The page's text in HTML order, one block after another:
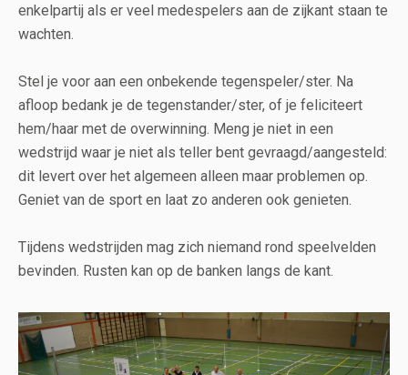
enkelpartij als er veel medespelers aan de zijkant staan te
wachten.
Stel je voor aan een onbekende tegenspeler/ster. Na
afloop bedank je de tegenstander/ster, of je feliciteert
hem/haar met de overwinning. Meng je niet in een
wedstrijd waar je niet als teller bent gevraagd/aangesteld:
dit levert over het algemeen alleen maar problemen op.
Geniet van de sport en laat zo anderen ook genieten.
Tijdens wedstrijden mag zich niemand rond speelvelden
bevinden. Rusten kan op de banken langs de kant.